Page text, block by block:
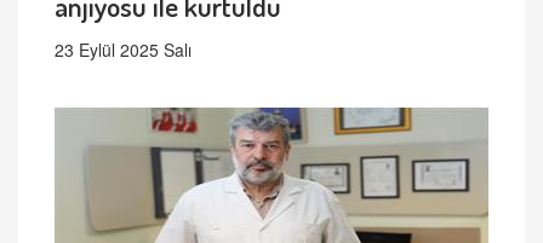
23 Eylül 2025 Salı